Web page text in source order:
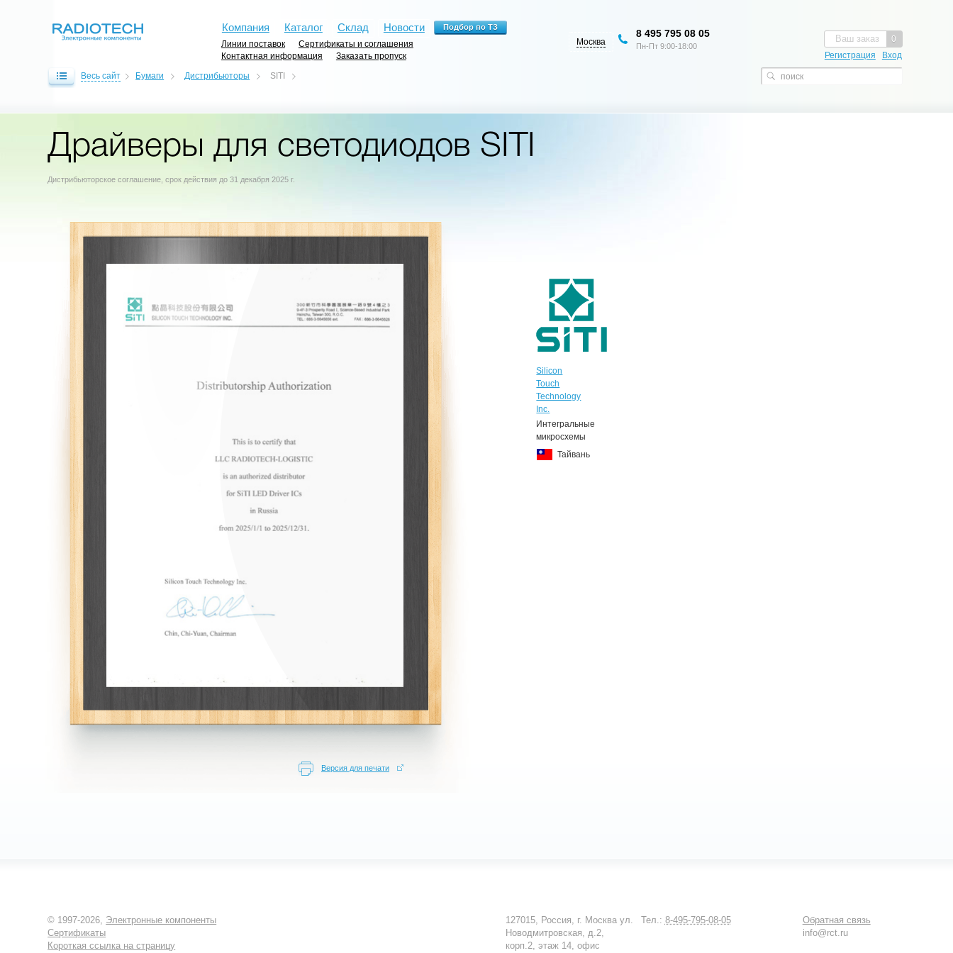
Компания Каталог Склад Новости
Линии поставок
Сертификаты и соглашения
Контактная информация
Заказать пропуск
0
Ваш заказ
Регистрация Вход
Москва
8 495 795 08 05
Пн-Пт 9:00-18:00
Весь сайт Бумаги Дистрибьюторы SITI
Драйверы для светодиодов SITI
Дистрибьюторское соглашение, срок действия до 31 декабря 2025 г.
Версия для печати
Silicon
Touch
Technology
Inc.
Интегральные
микросхемы
Тайвань
© 1997-2026, Электронные компоненты
Сертификаты
Короткая ссылка на страницу
Обратная связь
info@rct.ru
Тел.: 8-495-795-08-05
127015, Россия, г. Москва ул.
Новодмитровская, д.2,
корп.2, этаж 14, офис